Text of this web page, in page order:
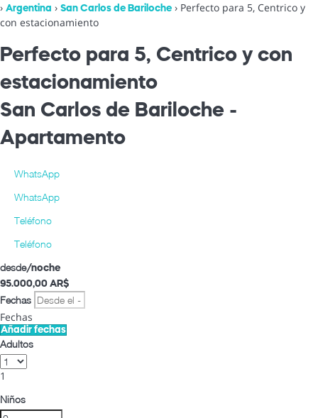
› Argentina › San Carlos de Bariloche › Perfecto para 5, Centrico y
con estacionamiento
Perfecto para 5, Centrico y con
estacionamiento
San Carlos de Bariloche -
Apartamento
WhatsApp
WhatsApp
Teléfono
Teléfono
desde/noche
95.000,00 AR$
Fechas
Fechas
Añadir fechas
Adultos
1
Niños